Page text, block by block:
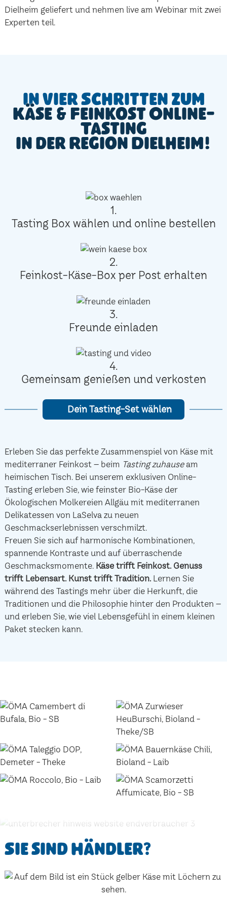
Dielheim geliefert und nehmen live am Webinar mit zwei
Experten teil.
In vier Schritten zum
Käse & Feinkost Online-
Tasting
in der Region Dielheim!
1.
Tasting Box wählen und online bestellen
2.
Feinkost-Käse-Box per Post erhalten
3.
Freunde einladen
4.
Gemeinsam genießen und verkosten
Dein Tasting-Set wählen
Erleben Sie das perfekte Zusammenspiel von Käse mit
mediterraner Feinkost – beim Tasting zuhauseam
heimischen Tisch. Bei unserem exklusiven Online-
Tasting erleben Sie, wie feinster Bio-Käse der
Ökologischen Molkereien Allgäu mit mediterranen
Delikatessen von LaSelva zu neuen
Geschmackserlebnissen verschmilzt.
Freuen Sie sich auf harmonische Kombinationen,
spannende Kontraste und auf überraschende
Geschmacksmomente. Käse trifft Feinkost. Genuss
trifft Lebensart. Kunst trifft Tradition.Lernen Sie
während des Tastings mehr über die Herkunft, die
Traditionen und die Philosophie hinter den Produkten –
und erleben Sie, wie viel Lebensgefühl in einem kleinen
Paket stecken kann.
Sie sind Händler?